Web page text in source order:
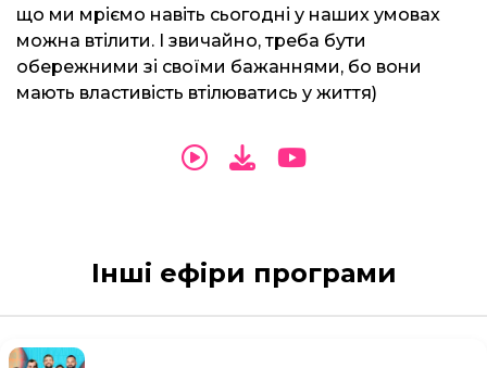
що ми мріємо навіть сьогодні у наших умовах
можна втілити. І звичайно, треба бути
обережними зі своїми бажаннями, бо вони
мають властивість втілюватись у життя)
Інші ефіри програми